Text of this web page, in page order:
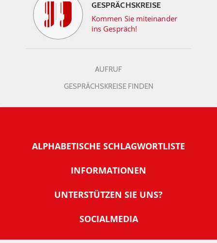
GESPRÄCHSKREISE
Kommen Sie miteinander
ins Gespräch!
AUFRUF
GESPRÄCHSKREISE FINDEN
ALPHABETISCHE SCHLAGWORTLISTE
INFORMATIONEN
Warum NachDenkSeiten
Tipps zur Nutzung der NachDenkSeiten
Banner und E-Mail-Signaturen
UNTERSTÜTZEN SIE UNS?
SOCIALMEDIA